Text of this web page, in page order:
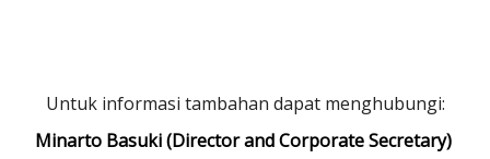
Untuk informasi tambahan dapat menghubungi:
Minarto Basuki (Director and Corporate Secretary)